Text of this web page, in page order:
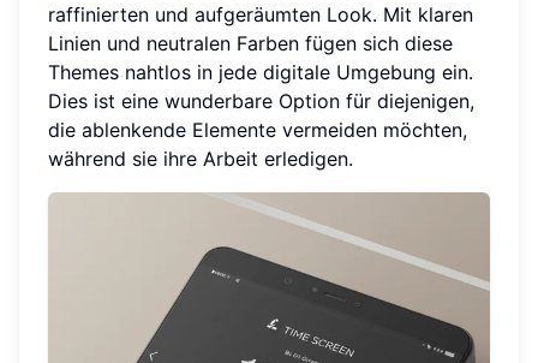
raffinierten und aufgeräumten Look. Mit klaren
Linien und neutralen Farben fügen sich diese
Themes nahtlos in jede digitale Umgebung ein.
Dies ist eine wunderbare Option für diejenigen,
die ablenkende Elemente vermeiden möchten,
während sie ihre Arbeit erledigen.